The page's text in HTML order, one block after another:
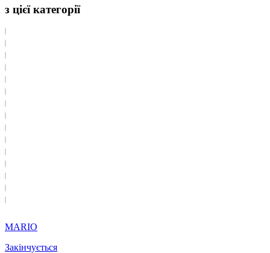
з цієї категорії
MARIO
Закінчується